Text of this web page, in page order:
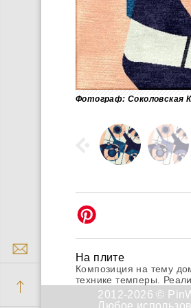
Фотограф: Соколовская
На плите
Композиция на тему
технике темперы.
2012-2026 ©
Любое